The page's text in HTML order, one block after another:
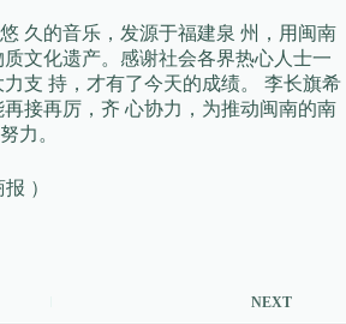
久的音乐，发源于福建泉 州，用闽南
文化遗产。感谢社会各界热心人士一
支 持，才有了今天的成绩。 李长旗希
接再厉，齐 心协力，为推动闽南的南
力。
）
NEXT